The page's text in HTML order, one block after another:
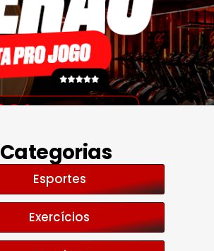
Categorias
Esportes
Exercícios